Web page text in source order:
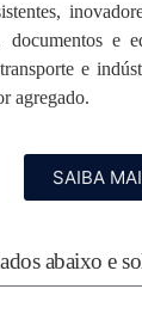
documentos e
e
agregado.
SAIBA
abaixo e